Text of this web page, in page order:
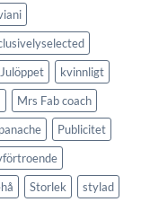
Julöppet
kvinnligt
Mrs Fab coach
panache
Publicitet
Storlek
stylad